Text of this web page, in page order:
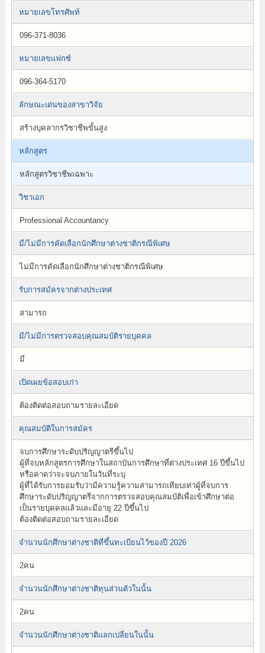
หมายเลขโทรศัพท์
096-371-8036
หมายเลขแฟกซ์
096-364-5170
ลักษณะเด่นของสาขาวิจัย
สร้างบุคลากรวิชาชีพขั้นสูง
หลักสูตร
หลักสูตรวิชาชีพเฉพาะ
วิชาเอก
Professional Accountancy
มี/ไม่มีการคัดเลือกนักศึกษาต่างชาติกรณีพิเศษ
ไม่มีการคัดเลือกนักศึกษาต่างชาติกรณีพิเศษ
รับการสมัครจากต่างประเทศ
สามารถ
มี/ไม่มีการตรวจสอบคุณสมบัติรายบุคคล
มี
เปิดเผยข้อสอบเก่า
ต้องติดต่อสอบถามรายละเอียด
คุณสมบัติในการสมัคร
จบการศึกษาระดับปริญญาตรีขึ้นไป
ผู้ที่จบหลักสูตรการศึกษาในสถาบันการศึกษาที่ต่างประเทศ 16 ปีขึ้นไป
หรือคาดว่าจะจบภายในวันที่ระบุ
ผู้ที่ได้รับการยอมรับว่ามีความรู้ความสามารถเทียบเท่าผู้ที่จบการ
ศึกษาระดับปริญญาตรีจากการตรวจสอบคุณสมบัติเพื่อเข้าศึกษาต่อ
เป็นรายบุคคลแล้วและมีอายุ 22 ปีขึ้นไป
ต้องติดต่อสอบถามรายละเอียด
จำนวนนักศึกษาต่างชาติที่ขึ้นทะเบียนไว้ของปี 2026
2คน
จำนวนนักศึกษาต่างชาติทุนส่วนตัวในนั้น
2คน
จำนวนนักศึกษาต่างชาติแลกเปลี่ยนในนั้น